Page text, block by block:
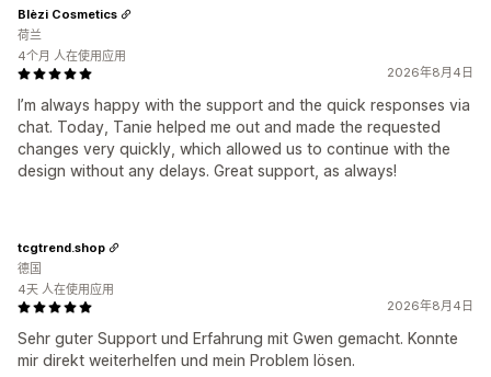
2026年8月4日
I’m always happy with the support and the quick responses via
chat. Today, Tanie helped me out and made the requested
changes very quickly, which allowed us to continue with the
design without any delays. Great support, as always!
Blèzi Cosmetics
荷兰
4个月 人在使用应用
2026年8月4日
Sehr guter Support und Erfahrung mit Gwen gemacht. Konnte
mir direkt weiterhelfen und mein Problem lösen.
tcgtrend.shop
德国
4天 人在使用应用